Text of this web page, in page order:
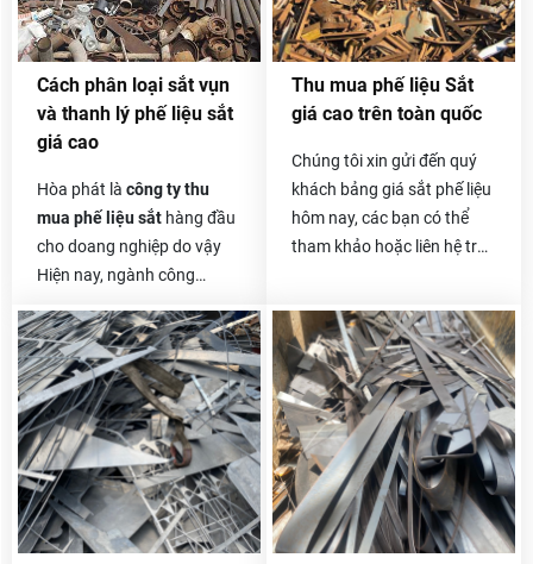
rất nhiều doanh nghiệp,
công ty lớn nhỏ và ai cũng
mua, xử lý phế liệu của
chúng tôi.
Cách phân loại sắt vụn
và thanh lý phế liệu sắt
giá cao
Hòa phát là công ty thu
mua phế liệu sắt hàng đầu
cho doang nghiệp do vậy
Hiện nay, ngành công
hiện đại và phát triển mạnh
mẽ, có rất nhiều công trình
xây dựng từ nhỏ đến lớn, từ
công trình nhà cấp 4 cho
đến những công trình nhà
cao tầng, nhà máy xây
dựng, đóng tàu, cầu đường,
…Tất cả đều sử dụng một
Thu mua phế liệu Sắt
giá cao trên toàn quốc
Chúng tôi xin gửi đến quý
khách bảng giá sắt phế liệu
hôm nay, các bạn có thể
tham khảo hoặc liên hệ trực
Giá sắt vụn hôm naycũng
khá tốt và ổn định, vì sắt
vụn thường có giá thu mua
không cao bằng các loại
khác nên khách hàng
thường lo lắng về vấn đề
này.